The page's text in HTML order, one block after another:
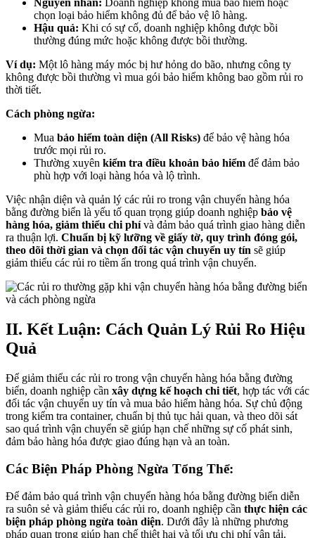
Nguyên nhân: Doanh nghiệp không mua bảo hiểm hoặc
chọn loại bảo hiểm không đủ để bảo vệ lô hàng.
Hậu quả: Khi có sự cố, doanh nghiệp không được bồi
thường đúng mức hoặc không được bồi thường.
Ví dụ: Một lô hàng máy móc bị hư hỏng do bão, nhưng công ty
không được bồi thường vì mua gói bảo hiểm không bao gồm rủi ro
thời tiết.
Cách phòng ngừa:
Mua bảo hiểm toàn diện (All Risks) để bảo vệ hàng hóa
trước mọi rủi ro.
Thường xuyên kiểm tra điều khoản bảo hiểm để đảm bảo
phù hợp với loại hàng hóa và lộ trình.
Việc nhận diện và quản lý các rủi ro trong vận chuyển hàng hóa
bằng đường biển là yếu tố quan trọng giúp doanh nghiệp bảo vệ
hàng hóa, giảm thiểu chi phívà đảm bảo quá trình giao hàng diễn
ra thuận lợi. Chuẩn bị kỹ lưỡng về giấy tờ, quy trình đóng gói,
theo dõi thời gian và chọn đối tác vận chuyển uy tín sẽ giúp
giảm thiểu các rủi ro tiềm ẩn trong quá trình vận chuyển.
II. Kết Luận: Cách Quản Lý Rủi Ro Hiệu
Quả
Để giảm thiểu các rủi ro trong vận chuyển hàng hóa bằng đường
biển, doanh nghiệp cần xây dựng kế hoạch chi tiết, hợp tác với các
đối tác vận chuyển uy tín và mua bảo hiểm hàng hóa. Sự chủ động
trong kiểm tra container, chuẩn bị thủ tục hải quan, và theo dõi sát
sao quá trình vận chuyển sẽ giúp hạn chế những sự cố phát sinh,
đảm bảo hàng hóa được giao đúng hạn và an toàn.
Các Biện Pháp Phòng Ngừa Tổng Thể:
Để đảm bảo quá trình vận chuyển hàng hóa bằng đường biển diễn
ra suôn sẻ và giảm thiểu các rủi ro, doanh nghiệp cần thực hiện các
biện pháp phòng ngừa toàn diện. Dưới đây là những phương
pháp quan trọng giúp hạn chế thiệt hại và tối ưu chi phí vận tải.